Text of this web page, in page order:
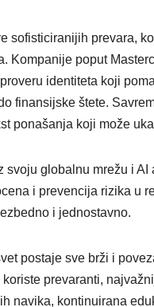
sofisticiranijih prevara,
Kompanije poput
identiteta koji
finansijske štete.
ponašanja koji može
svoju globalnu mrežu i
i prevencija rizika u
i jednostavno.
postaje sve brži i
prevaranti,
navika, kontinuirana